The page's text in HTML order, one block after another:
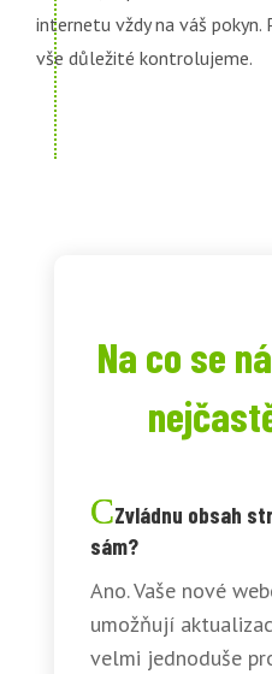
internetu vždy na váš
vše důležité kontrolujeme.
Na co se
Zvládnu obsah
sám?
Ano. Vaše nové
umožňují
velmi jednoduše